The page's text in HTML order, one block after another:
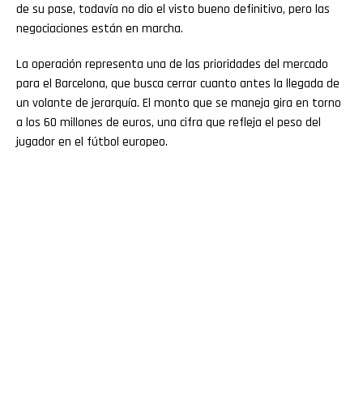
de su pase, todavía no dio el visto bueno definitivo, pero las
negociaciones están en marcha.
La operación representa una de las prioridades del mercado
para el Barcelona, que busca cerrar cuanto antes la llegada de
un volante de jerarquía. El monto que se maneja gira en torno
a los 60 millones de euros, una cifra que refleja el peso del
jugador en el fútbol europeo.